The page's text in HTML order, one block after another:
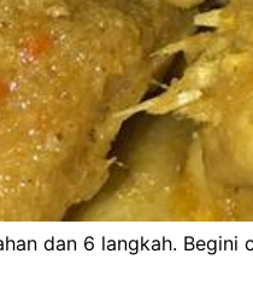
dan 6 langkah.